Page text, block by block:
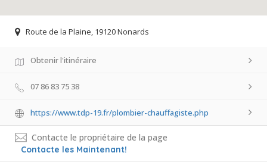
Route de la Plaine, 19120 Nonards
Obtenir l'itinéraire
07 86 83 75 38
https://www.tdp-19.fr/plombier-chauffagiste.php
Contacte le propriétaire de la page
Contacte les Maintenant!